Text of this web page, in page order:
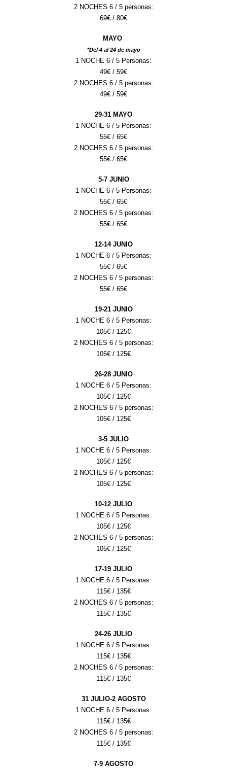
2 NOCHES 6 / 5 personas:
69€ / 80€
MAYO
*Del4 al24de mayo
1 NOCHE 6 / 5 Personas:
49€ / 59€
2 NOCHES 6 / 5 personas:
49€ / 59€
29-31 MAYO
1 NOCHE 6 / 5 Personas:
55€ / 65€
2 NOCHES 6 / 5 personas:
55€ / 65€
5-7JUNIO
1 NOCHE 6 / 5 Personas:
55€ / 65€
2 NOCHES 6 / 5 personas:
55€ / 65€
12-14JUNIO
1 NOCHE 6 / 5 Personas:
55€ / 65€
2 NOCHES 6 / 5 personas:
55€ / 65€
19-21JUNIO
1 NOCHE 6 / 5 Personas:
105€ / 125€
2 NOCHES 6 / 5 personas:
105€ / 125€
26-28JUNIO
1 NOCHE 6 / 5 Personas:
105€ / 125€
2 NOCHES 6 / 5 personas:
105€ / 125€
3-5 JULIO
1 NOCHE 6 / 5 Personas:
105€ / 125€
2 NOCHES 6 / 5 personas:
105€ / 125€
10-12 JULIO
1 NOCHE 6 / 5 Personas:
105€ / 125€
2 NOCHES 6 / 5 personas:
105€ / 125€
17-19 JULIO
1 NOCHE 6 / 5 Personas:
115€ / 135€
2 NOCHES 6 / 5 personas:
115€ / 135€
24-26 JULIO
1 NOCHE 6 / 5 Personas:
115€ / 135€
2 NOCHES 6 / 5 personas:
115€ / 135€
31 JULIO-2AGOSTO
1 NOCHE 6 / 5 Personas:
115€ / 135€
2 NOCHES 6 / 5 personas:
115€ / 135€
7-9 AGOSTO